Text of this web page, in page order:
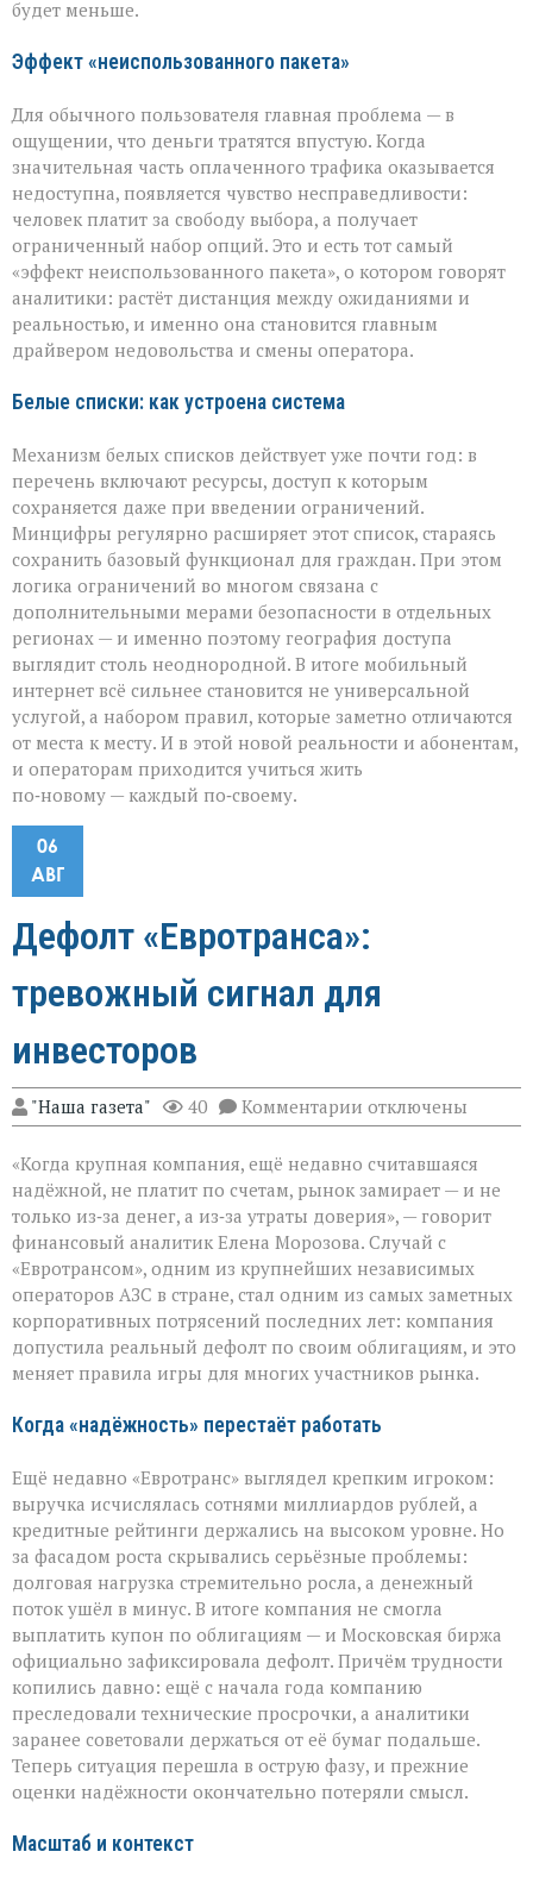
будет меньше.
Эффект «неиспользованного пакета»
Для обычного пользователя главная проблема — в
ощущении, что деньги тратятся впустую. Когда
значительная часть оплаченного трафика оказывается
недоступна, появляется чувство несправедливости:
человек платит за свободу выбора, а получает
ограниченный набор опций. Это и есть тот самый
«эффект неиспользованного пакета», о котором говорят
аналитики: растёт дистанция между ожиданиями и
реальностью, и именно она становится главным
драйвером недовольства и смены оператора.
Белые списки: как устроена система
Механизм белых списков действует уже почти год: в
перечень включают ресурсы, доступ к которым
сохраняется даже при введении ограничений.
Минцифры регулярно расширяет этот список, стараясь
сохранить базовый функционал для граждан. При этом
логика ограничений во многом связана с
дополнительными мерами безопасности в отдельных
регионах — и именно поэтому география доступа
выглядит столь неоднородной. В итоге мобильный
интернет всё сильнее становится не универсальной
услугой, а набором правил, которые заметно отличаются
от места к месту. И в этой новой реальности и абонентам,
и операторам приходится учиться жить
по‑новому — каждый по‑своему.
06
АВГ
Дефолт «Евротранса»:
тревожный сигнал для
инвесторов
"Наша газета" 40 Комментарии к
записи
«Евротранса»:
тревожный
сигнал
для
инвесторов
отключены
«Когда крупная компания, ещё недавно считавшаяся
надёжной, не платит по счетам, рынок замирает — и не
только из‑за денег, а из‑за утраты доверия», — говорит
финансовый аналитик Елена Морозова. Случай с
«Евротрансом», одним из крупнейших независимых
операторов АЗС в стране, стал одним из самых заметных
корпоративных потрясений последних лет: компания
допустила реальный дефолт по своим облигациям, и это
меняет правила игры для многих участников рынка.
Когда «надёжность» перестаёт работать
Ещё недавно «Евротранс» выглядел крепким игроком:
выручка исчислялась сотнями миллиардов рублей, а
кредитные рейтинги держались на высоком уровне. Но
за фасадом роста скрывались серьёзные проблемы:
долговая нагрузка стремительно росла, а денежный
поток ушёл в минус. В итоге компания не смогла
выплатить купон по облигациям — и Московская биржа
официально зафиксировала дефолт. Причём трудности
копились давно: ещё с начала года компанию
преследовали технические просрочки, а аналитики
заранее советовали держаться от её бумаг подальше.
Теперь ситуация перешла в острую фазу, и прежние
оценки надёжности окончательно потеряли смысл.
Масштаб и контекст